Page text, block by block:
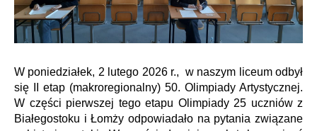
W poniedziałek, 2 lutego 2026 r., w naszym liceum odbył
się II etap (makroregionalny) 50. Olimpiady Artystycznej.
W części pierwszej tego etapu Olimpiady 25 uczniów z
Białegostoku i Łomży odpowiadało na pytania związane